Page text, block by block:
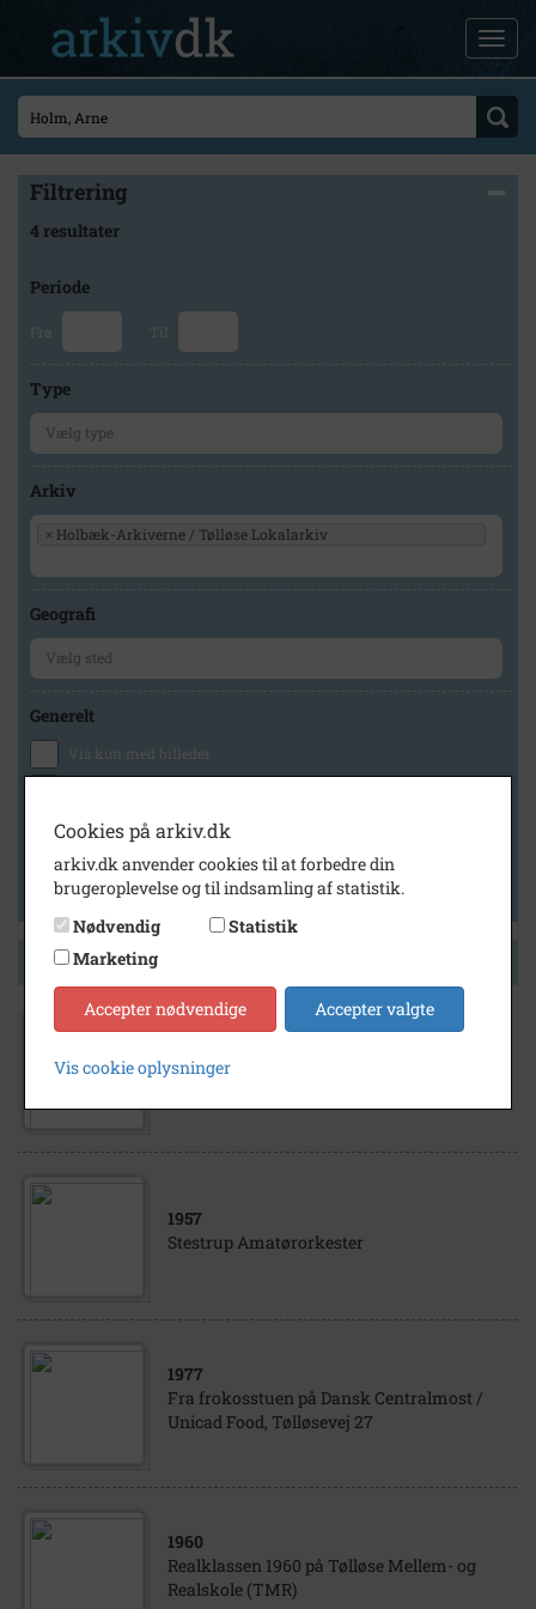
Filtrering
4 resultater
Periode
Fra Til
Type
Arkiv
× Holbæk-Arkiverne / Tølløse Lokalarkiv
Geografi
Generelt
Vis kun med billeder
Vis kun med lydklip
Vis kun med kilder
Vis kun med geo-tag
Side 1 af 1
1980- 1992
Fabrikschef Arne Holm, Dansk
1957
Stestrup Amatørorkester
1977
Fra frokosstuen på Dansk Centralmost /
Unicad Food, Tølløsevej 27
1960
Realklassen 1960 på Tølløse Mellem- og
Realskole (TMR)
Cookies på arkiv.dk
arkiv.dk anvender cookies til at forbedre din
brugeroplevelse og til indsamling af statistik.
Nødvendig
Statistik
Marketing
Accepter nødvendige Accepter valgte
Vis cookie oplysninger